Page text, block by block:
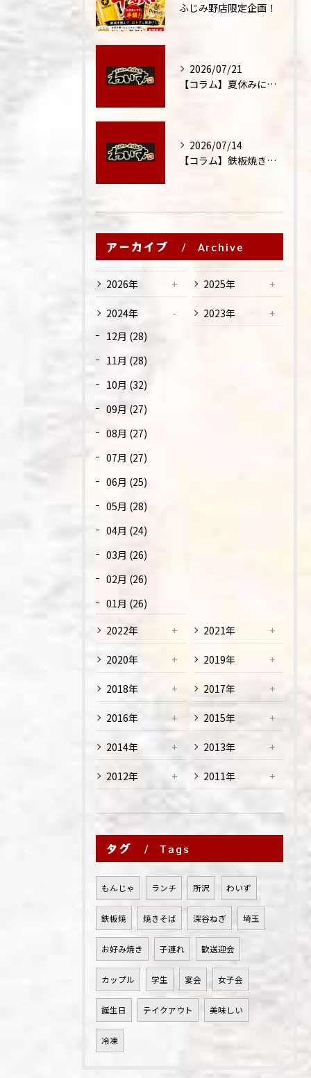
ふじみ野店限定企画！
2026/07/21
【コラム】夏休みに家族外食が増える理由
2026/07/14
【コラム】鉄板焼きが"コミュニケーション飯"と呼ばれる理由
アーカイブ Archive
2026年 2025年
2024年
12月 (28)
11月 (28)
10月 (32)
09月 (27)
08月 (27)
07月 (27)
06月 (25)
05月 (28)
04月 (24)
03月 (26)
02月 (26)
01月 (26)
2023年
2022年 2021年
2020年 2019年
2018年 2017年
2016年 2015年
2014年 2013年
2012年 2011年
タグ Tags
もんじゃ ランチ 所沢 わいず
鉄板焼 焼きそば 深谷ねぎ 埼玉
お好み焼き 子連れ 歓送迎会
カップル 学生 宴会 女子会
誕生日 テイクアウト 美味しい
冷凍